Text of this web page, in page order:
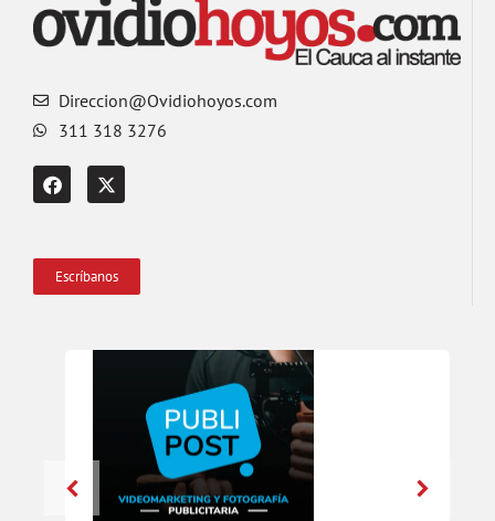
Direccion@Ovidiohoyos.com
311 318 3276
Escríbanos